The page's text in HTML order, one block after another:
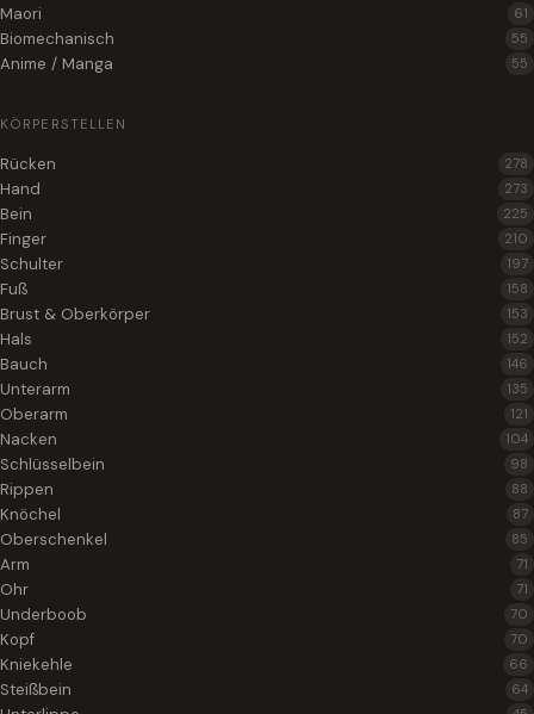
Maori 61
Biomechanisch 55
Anime / Manga 55
KÖRPERSTELLEN
Rücken 278
Hand 273
Bein 225
Finger 210
Schulter 197
Fuß 158
Brust & Oberkörper 153
Hals 152
Bauch 146
Unterarm 135
Oberarm 121
Nacken 104
Schlüsselbein 98
Rippen 88
Knöchel 87
Oberschenkel 85
Arm 71
Ohr 71
Underboob 70
Kopf 70
Kniekehle 66
Steißbein 64